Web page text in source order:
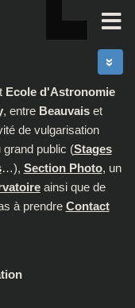
Ecole d'Astronomie
, entre Beauvais et
de vulgarisation
public (Stages
…), Section Photo, un
ainsi que de
à prendre Contact